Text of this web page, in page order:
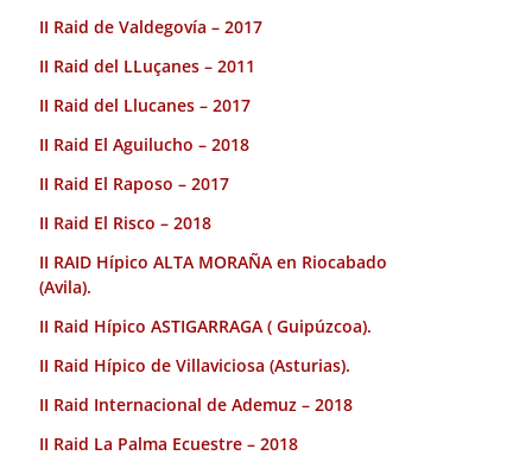
II Raid de Valdegovía – 2017
II Raid del LLuçanes – 2011
II Raid del Llucanes – 2017
II Raid El Aguilucho – 2018
II Raid El Raposo – 2017
II Raid El Risco – 2018
II RAID Hípico ALTA MORAÑA en Riocabado
(Avila).
II Raid Hípico ASTIGARRAGA ( Guipúzcoa).
II Raid Hípico de Villaviciosa (Asturias).
II Raid Internacional de Ademuz – 2018
II Raid La Palma Ecuestre – 2018